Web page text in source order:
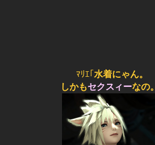
ﾏﾘｴ｢水着にゃん。
しかもセクスィーなの。